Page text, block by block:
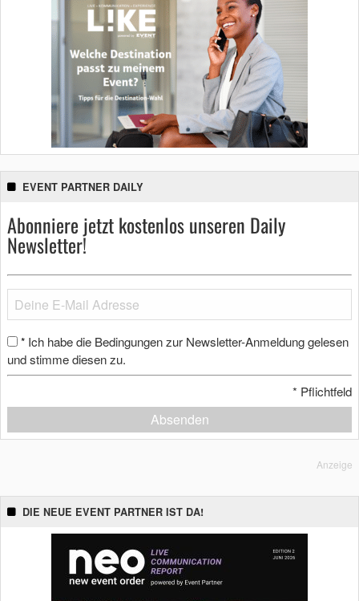
EVENT PARTNER DAILY
Abonniere jetzt kostenlos unseren Daily
Newsletter!
* Ich habe die Bedingungen zur Newsletter-Anmeldung gelesen
und stimme diesen zu.
* Pflichtfeld
Absenden
Anzeige
DIE NEUE EVENT PARTNER IST DA!